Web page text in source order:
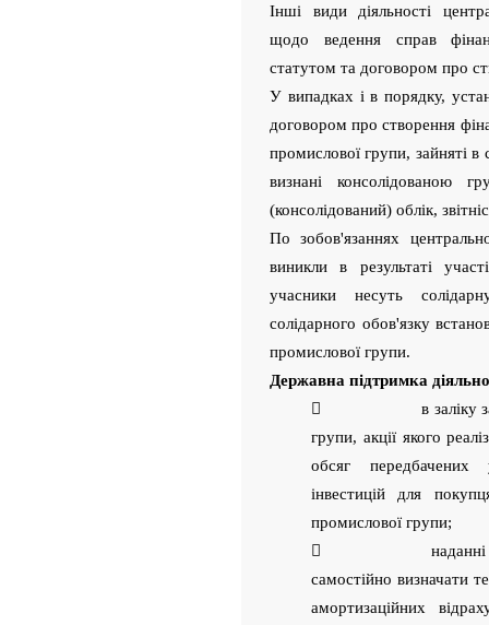
Інші види діяльності
щодо ведення справ
статутом та договором про
У випадках і в порядку,
договором про створення
промислової групи, зайняті
визнані консолідованою
(консолідований) облік,
По зобов'язаннях
виникли в результаті
учасники несуть
солідарного обов'язку
промислової групи.
Державна підтримка
 в заліку
групи, акції якого
обсяг передбачених
інвестицій для
промислової групи;
 наданні
самостійно визначати
амортизаційних